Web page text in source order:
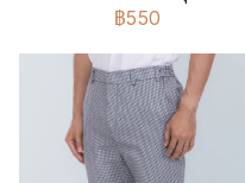
฿550